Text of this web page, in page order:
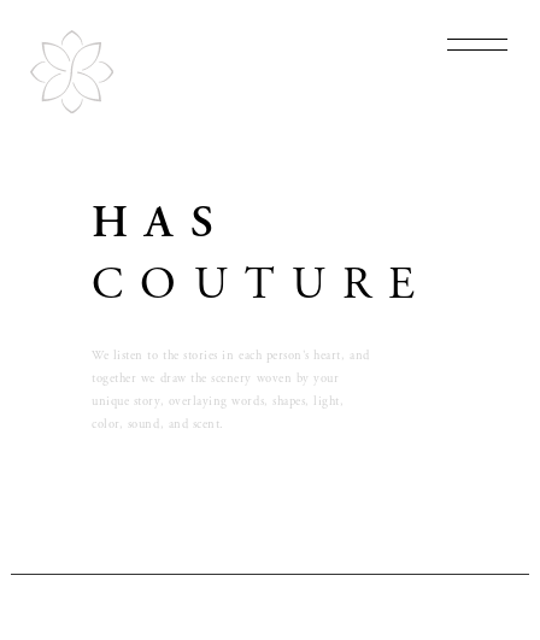
HAS
COUTURE
We listen to the stories in each person's heart, and
together we draw the scenery woven by your
unique story, overlaying words, shapes, light,
color, sound, and scent.